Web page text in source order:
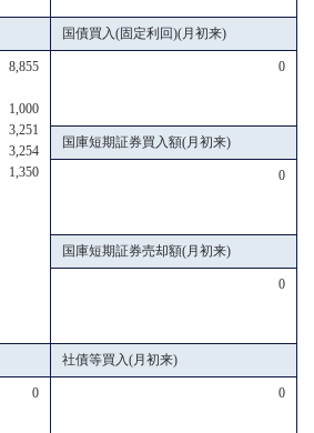
国債買入(固定利回)(月初来)
8,855
1,000
3,251
3,254
1,350
0
国庫短期証券買入額(月初来)
0
国庫短期証券売却額(月初来)
0
社債等買入(月初来)
0 0